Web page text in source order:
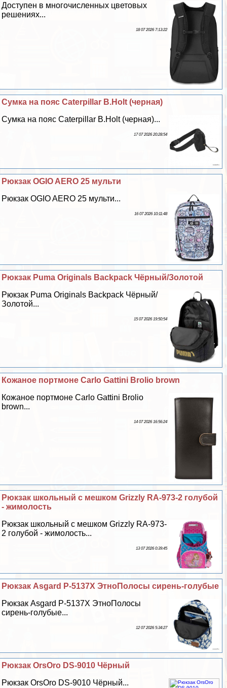
Доступен в многочисленных цветовых
решениях...
18 07 2026 7:13:22
Сумка на пояс Caterpillar B.Holt (черная)
Сумка на пояс Caterpillar B.Holt (черная)...
17 07 2026 20:28:54
Рюкзак OGIO AERO 25 мульти
Рюкзак OGIO AERO 25 мульти...
16 07 2026 10:11:48
Рюкзак Puma Originals Backpack Чёрный/Золотой
Рюкзак Puma Originals Backpack Чёрный/
Золотой...
15 07 2026 19:50:54
Кожаное портмоне Carlo Gattini Brolio brown
Кожаное портмоне Carlo Gattini Brolio
brown...
14 07 2026 16:56:24
Рюкзак школьный с мешком Grizzly RA-973-2 гoлyбой
- жимолость
Рюкзак школьный с мешком Grizzly RA-973-
2 гoлyбой - жимолость...
13 07 2026 0:39:45
Рюкзак Asgard Р-5137Х ЭтноПолосы сирень-гoлyбые
Рюкзак Asgard Р-5137Х ЭтноПолосы
сирень-гoлyбые...
12 07 2026 5:34:27
Рюкзак OrsOro DS-9010 Чёрный
Рюкзак OrsOro DS-9010 Чёрный...